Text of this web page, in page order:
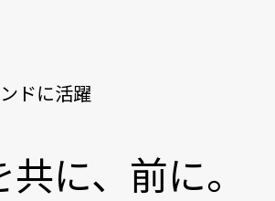
ドに活躍
に、前に。